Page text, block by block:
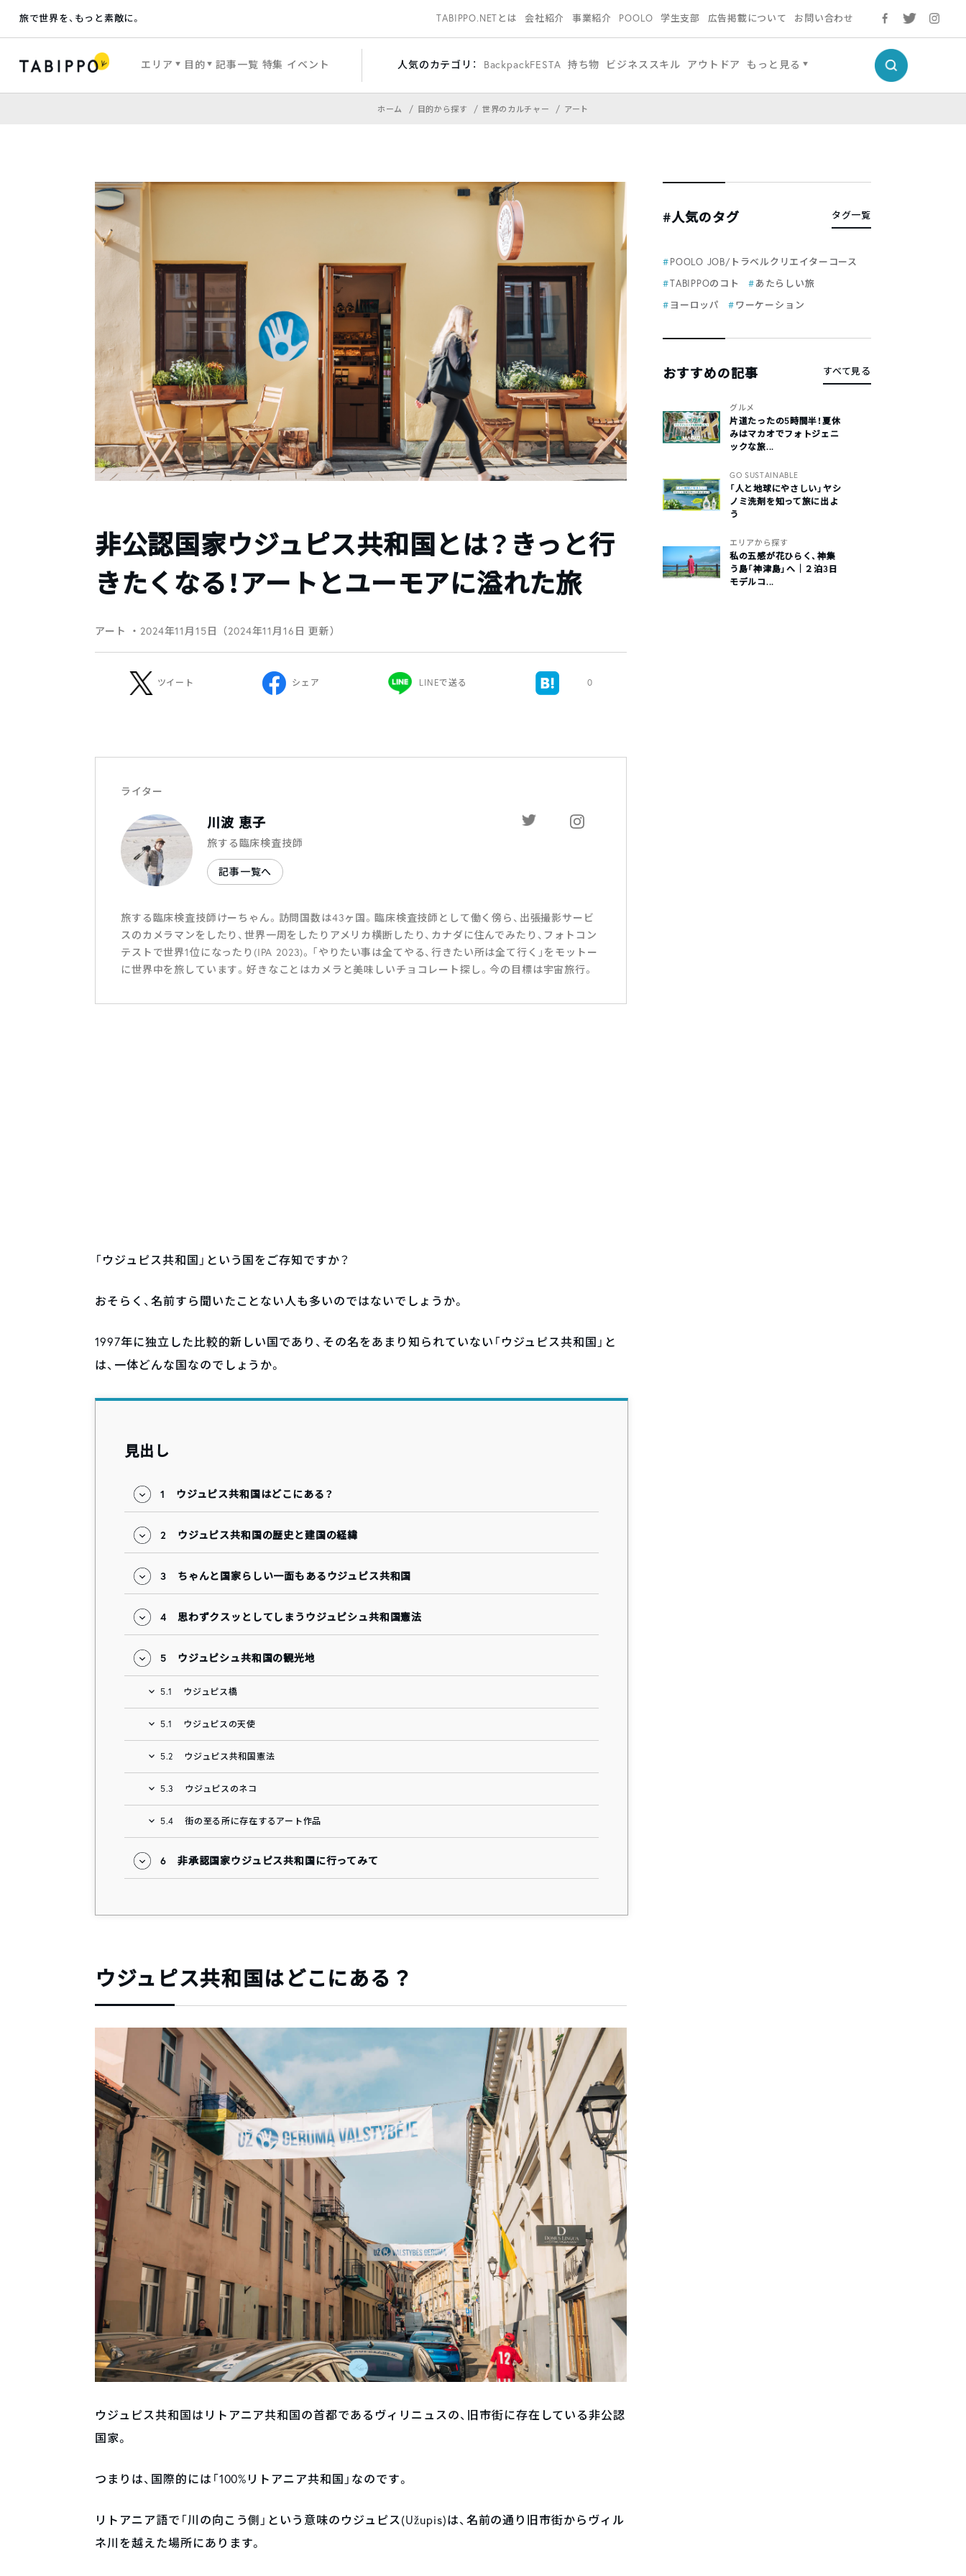
旅で世界を、もっと素敵に。 TABIPPO.NETとは 会社紹介 事業紹介 POOLO 学生支部 広告掲載について お問い合わせ
エリア 目的 記事一覧 特集 イベント 人気のカテゴリ： BackpackFESTA 持ち物 ビジネススキル アウトドア もっと見る
ホーム 目的から探す 世界のカルチャー アート
非公認国家ウジュピス共和国とは？きっと行
きたくなる！アートとユーモアに溢れた旅
アート ・2024年11月15日（2024年11月16日 更新）
ツイート シェア LINEで送る 0
ライター
川波 恵子
旅する臨床検査技師
記事一覧へ
旅する臨床検査技師けーちゃん。訪問国数は43ヶ国。臨床検査技師として働く傍ら、出張撮影サービ
スのカメラマンをしたり、世界一周をしたりアメリカ横断したり、カナダに住んでみたり、フォトコン
テストで世界1位になったり(IPA 2023)。「やりたい事は全てやる、行きたい所は全て行く」をモットー
に世界中を旅しています。好きなことはカメラと美味しいチョコレート探し。今の目標は宇宙旅行。
「ウジュピス共和国」という国をご存知ですか？
おそらく、名前すら聞いたことない人も多いのではないでしょうか。
1997年に独立した比較的新しい国であり、その名をあまり知られていない「ウジュピス共和国」と
は、一体どんな国なのでしょうか。
見出し
1 ウジュピス共和国はどこにある？
2 ウジュピス共和国の歴史と建国の経緯
3 ちゃんと国家らしい一面もあるウジュピス共和国
4 思わずクスッとしてしまうウジュピシュ共和国憲法
5 ウジュピシュ共和国の観光地
5.1 ウジュピス橋
5.1 ウジュピスの天使
5.2 ウジュピス共和国憲法
5.3 ウジュピスのネコ
5.4 街の至る所に存在するアート作品
6 非承認国家ウジュピス共和国に行ってみて
ウジュピス共和国はどこにある？
ウジュピス共和国はリトアニア共和国の首都であるヴィリニュスの、旧市街に存在している非公認
国家。
つまりは、国際的には「100%リトアニア共和国」なのです。
リトアニア語で「川の向こう側」という意味のウジュピス(Užupis)は、名前の通り旧市街からヴィル
ネ川を越えた場所にあります。
#人気のタグ タグ一覧
POOLO JOB/トラベルクリエイターコース
TABIPPOのコト
あたらしい旅
ヨーロッパ
ワーケーション
おすすめの記事 すべて見る
グルメ
片道たったの5時間半！夏休
みはマカオでフォトジェニ
ックな旅...
GO SUSTAINABLE
「人と地球にやさしい」ヤシ
ノミ洗剤を知って旅に出よ
う
エリアから探す
私の五感が花ひらく、神集
う島「神津島」へ｜２泊3日
モデルコ...